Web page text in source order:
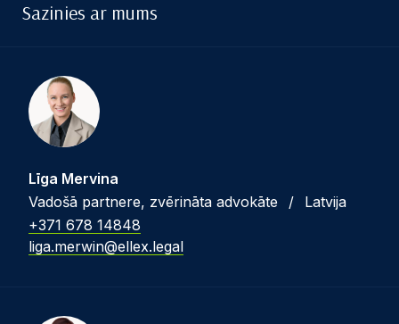
Sazinies ar mums
Līga Mervina
Vadošā partnere, zvērināta advokāte
/
Latvija
+371 678 14848
liga.merwin@ellex.legal